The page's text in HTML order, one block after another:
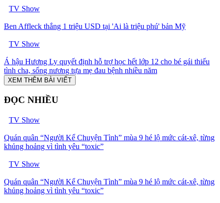
TV Show
Ben Affleck thắng 1 triệu USD tại 'Ai là triệu phú' bản Mỹ
TV Show
Á hậu Hương Ly quyết định hỗ trợ học hết lớp 12 cho bé gái thiếu
tình cha, sống nương tựa mẹ đau bệnh nhiều năm
XEM THÊM BÀI VIẾT
ĐỌC NHIỀU
TV Show
Quán quân “Người Kể Chuyện Tình” mùa 9 hé lộ mức cát-xê, từng
khủng hoảng vì tình yêu “toxic”
TV Show
Quán quân “Người Kể Chuyện Tình” mùa 9 hé lộ mức cát-xê, từng
khủng hoảng vì tình yêu “toxic”